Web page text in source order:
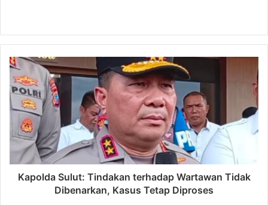
Kapolda Sulut: Tindakan terhadap Wartawan Tidak
Dibenarkan, Kasus Tetap Diproses